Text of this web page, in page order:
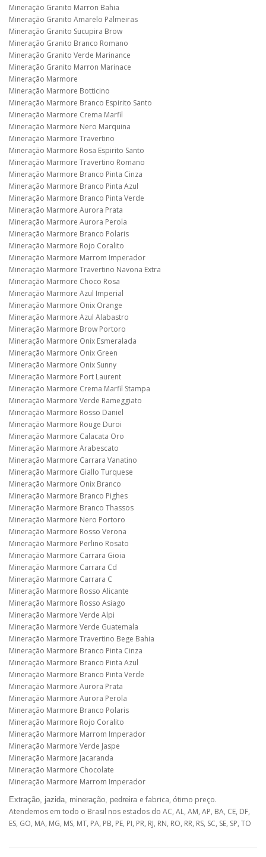
Mineração Granito Marron Bahia
Mineração Granito Amarelo Palmeiras
Mineração Granito Sucupira Brow
Mineração Granito Branco Romano
Mineração Granito Verde Marinance
Mineração Granito Marron Marinace
Mineração Marmore
Mineração Marmore Botticino
Mineração Marmore Branco Espirito Santo
Mineração Marmore Crema Marfil
Mineração Marmore Nero Marquina
Mineração Marmore Travertino
Mineração Marmore Rosa Espirito Santo
Mineração Marmore Travertino Romano
Mineração Marmore Branco Pinta Cinza
Mineração Marmore Branco Pinta Azul
Mineração Marmore Branco Pinta Verde
Mineração Marmore Aurora Prata
Mineração Marmore Aurora Perola
Mineração Marmore Branco Polaris
Mineração Marmore Rojo Coralito
Mineração Marmore Marrom Imperador
Mineração Marmore Travertino Navona Extra
Mineração Marmore Choco Rosa
Mineração Marmore Azul Imperial
Mineração Marmore Onix Orange
Mineração Marmore Azul Alabastro
Mineração Marmore Brow Portoro
Mineração Marmore Onix Esmeralada
Mineração Marmore Onix Green
Mineração Marmore Onix Sunny
Mineração Marmore Port Laurent
Mineração Marmore Crema Marfil Stampa
Mineração Marmore Verde Rameggiato
Mineração Marmore Rosso Daniel
Mineração Marmore Rouge Duroi
Mineração Marmore Calacata Oro
Mineração Marmore Arabescato
Mineração Marmore Carrara Vanatino
Mineração Marmore Giallo Turquese
Mineração Marmore Onix Branco
Mineração Marmore Branco Pighes
Mineração Marmore Branco Thassos
Mineração Marmore Nero Portoro
Mineração Marmore Rosso Verona
Mineração Marmore Perlino Rosato
Mineração Marmore Carrara Gioia
Mineração Marmore Carrara Cd
Mineração Marmore Carrara C
Mineração Marmore Rosso Alicante
Mineração Marmore Rosso Asiago
Mineração Marmore Verde Alpi
Mineração Marmore Verde Guatemala
Mineração Marmore Travertino Bege Bahia
Mineração Marmore Branco Pinta Cinza
Mineração Marmore Branco Pinta Azul
Mineração Marmore Branco Pinta Verde
Mineração Marmore Aurora Prata
Mineração Marmore Aurora Perola
Mineração Marmore Branco Polaris
Mineração Marmore Rojo Coralito
Mineração Marmore Marrom Imperador
Mineração Marmore Verde Jaspe
Mineração Marmore Jacaranda
Mineração Marmore Chocolate
Mineração Marmore Marrom Imperador
Extração, jazida, mineração, pedreira e fabrica, ótimo preço.
Atendemos em todo o Brasil nos estados do AC, AL, AM, AP, BA, CE, DF,
ES, GO, MA, MG, MS, MT, PA, PB, PE, PI, PR, RJ, RN, RO, RR, RS, SC, SE, SP, TO